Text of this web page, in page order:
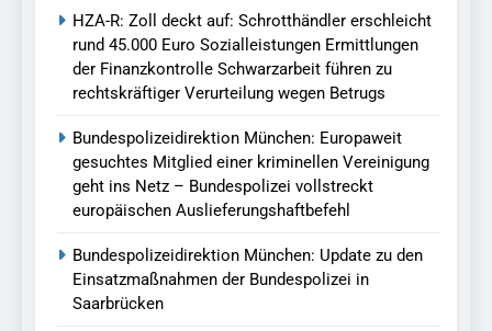
HZA-R: Zoll deckt auf: Schrotthändler erschleicht
rund 45.000 Euro Sozialleistungen Ermittlungen
der Finanzkontrolle Schwarzarbeit führen zu
rechtskräftiger Verurteilung wegen Betrugs
Bundespolizeidirektion München: Europaweit
gesuchtes Mitglied einer kriminellen Vereinigung
geht ins Netz – Bundespolizei vollstreckt
europäischen Auslieferungshaftbefehl
Bundespolizeidirektion München: Update zu den
Einsatzmaßnahmen der Bundespolizei in
Saarbrücken